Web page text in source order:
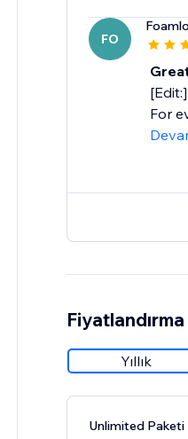
FO
For
Yıllık
Unlimited Paketi